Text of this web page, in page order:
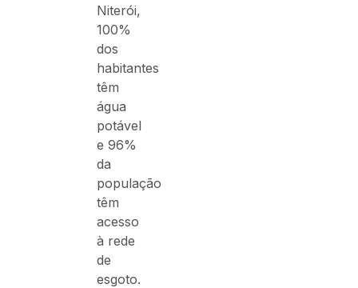
Niterói,
100%
dos
habitantes
têm
água
potável
e 96%
da
população
têm
acesso
à rede
de
esgoto.